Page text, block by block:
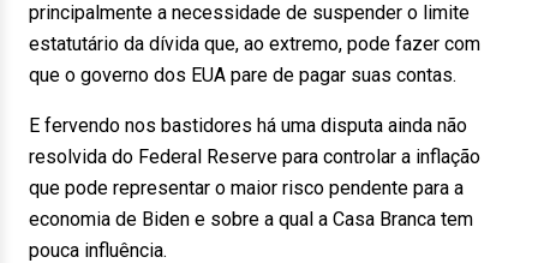
principalmente a necessidade de suspender o limite
estatutário da dívida que, ao extremo, pode fazer com
que o governo dos EUA pare de pagar suas contas.
E fervendo nos bastidores há uma disputa ainda não
resolvida do Federal Reserve para controlar a inflação
que pode representar o maior risco pendente para a
economia de Biden e sobre a qual a Casa Branca tem
pouca influência.